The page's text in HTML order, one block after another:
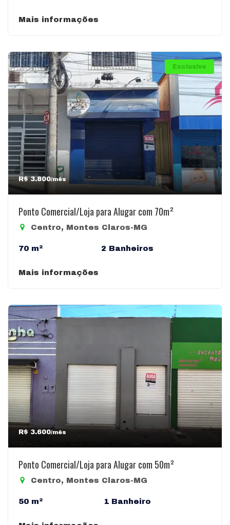
Mais informações
Exclusivo
R$ 3.800/mês
Ponto Comercial/Loja para Alugar com 70m²
Centro, Montes Claros-MG
70 m² 2 Banheiros
Mais informações
R$ 3.600/mês
Ponto Comercial/Loja para Alugar com 50m²
Centro, Montes Claros-MG
50 m² 1 Banheiro